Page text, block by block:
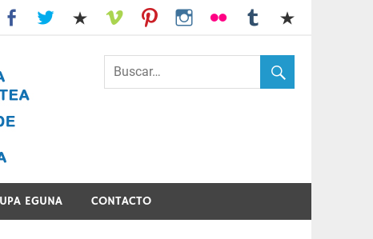
Usandizaga-Peñaflorida-Amara
UPA EGUNA CONTACTO